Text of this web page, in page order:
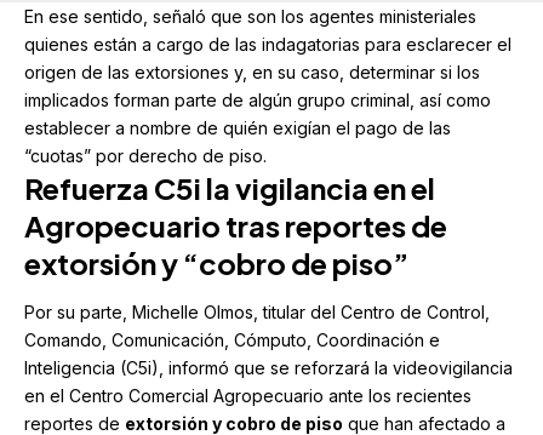
En ese sentido, señaló que son los agentes ministeriales
quienes están a cargo de las indagatorias para esclarecer el
origen de las extorsiones y, en su caso, determinar si los
implicados forman parte de algún grupo criminal, así como
establecer a nombre de quién exigían el pago de las
“cuotas” por derecho de piso.
Refuerza C5i la vigilancia en el
Agropecuario tras reportes de
extorsióny “cobro de piso”
Por su parte, Michelle Olmos, titular del Centro de Control,
Comando, Comunicación, Cómputo, Coordinación e
Inteligencia (C5i), informó que se reforzará la videovigilancia
en el Centro Comercial Agropecuario ante los recientes
reportes de extorsión y cobro de piso que han afectado a